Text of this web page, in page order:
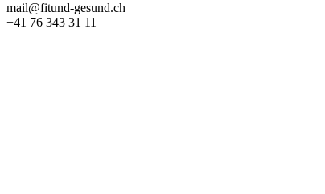
mail@fitund-gesund.ch
+41 76 343 31 11